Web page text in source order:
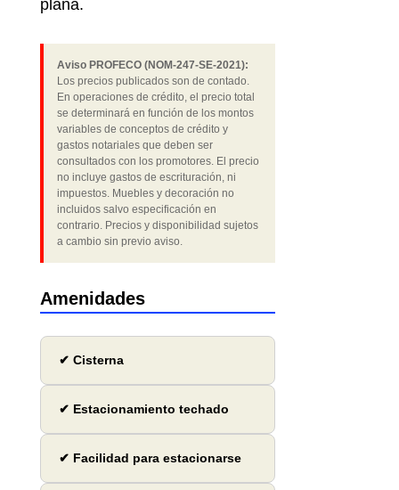
plana.
Aviso PROFECO (NOM-247-SE-2021):
Los precios publicados son de contado.
En operaciones de crédito, el precio total
se determinará en función de los montos
variables de conceptos de crédito y
gastos notariales que deben ser
consultados con los promotores. El precio
no incluye gastos de escrituración, ni
impuestos. Muebles y decoración no
incluidos salvo especificación en
contrario. Precios y disponibilidad sujetos
a cambio sin previo aviso.
Amenidades
✔ Cisterna
✔ Estacionamiento techado
✔ Facilidad para estacionarse